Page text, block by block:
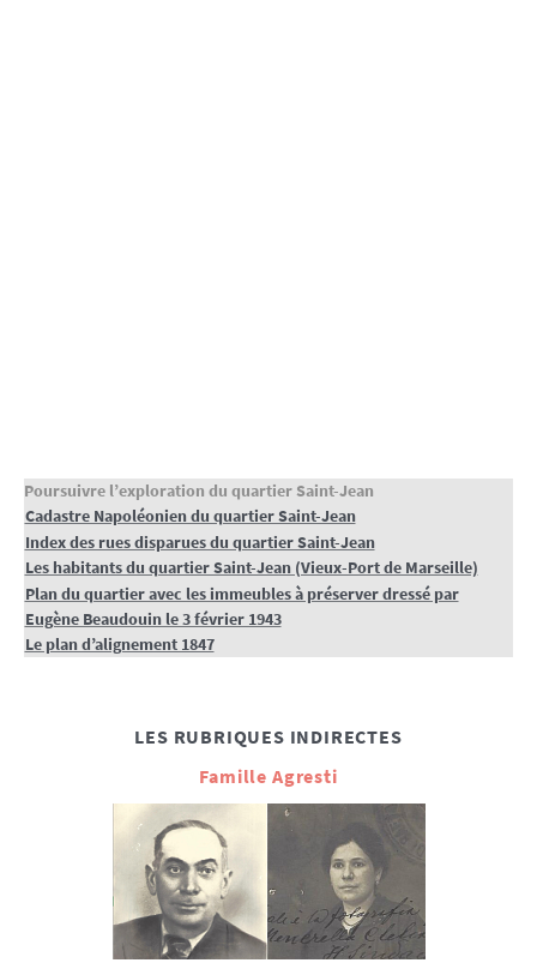
Poursuivre l’exploration du quartier Saint-Jean
Cadastre Napoléonien du quartier Saint-Jean
Index des rues disparues du quartier Saint-Jean
Les habitants du quartier Saint-Jean (Vieux-Port de Marseille)
Plan du quartier avec les immeubles à préserver dressé par
Eugène Beaudouin le 3 février 1943
Le plan d’alignement 1847
LES RUBRIQUES INDIRECTES
Famille Agresti